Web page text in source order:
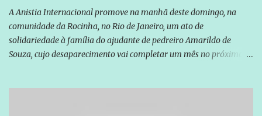
A Anistia Internacional promove na manhã deste domingo, na
comunidade da Rocinha, no Rio de Janeiro, um ato de
solidariedade à família do ajudante de pedreiro Amarildo de
Souza, cujo desaparecimento vai completar um mês no próximo